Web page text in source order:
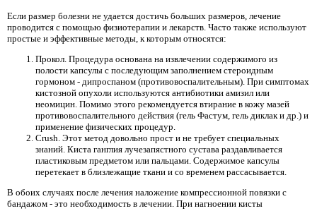
Если размер болезни не удается достичь больших размеров, лечение
проводится с помощью физиотерапии и лекарств. Часто также используют
простые и эффективные методы, к которым относятся:
Прокол. Процедура основана на извлечении содержимого из
полости капсулы с последующим заполнением стероидным
гормоном - дипроспаном (противовоспалительным). При симптомах
кистозной опухоли используются антибиотики амизил или
неомицин. Помимо этого рекомендуется втирание в кожу мазей
противовоспалительного действия (гель Фастум, гель диклак и др.) и
применение физических процедур.
Crush. Этот метод довольно прост и не требует специальных
знаний. Киста ганглия лучезапястного сустава раздавливается
пластиковым предметом или пальцами. Содержимое капсулы
перетекает в близлежащие ткани и со временем рассасывается.
В обоих случаях после лечения наложение компрессионной повязки с
бандажом - это необходимость в лечении. При нагноении кисты